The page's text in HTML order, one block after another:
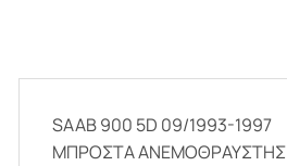
SAAB 900 5D 09/1993-1997
ΜΠΡΟΣΤΑ ΑΝΕΜΟΘΡΑΥΣΤΗΣ